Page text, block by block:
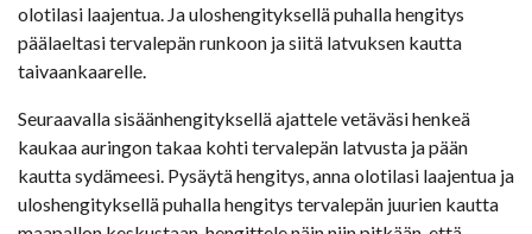
olotilasi laajentua. Ja uloshengityksellä puhalla hengitys
päälaeltasi tervalepän runkoon ja siitä latvuksen kautta
taivaankaarelle.
Seuraavalla sisäänhengityksellä ajattele vetäväsi henkeä
kaukaa auringon takaa kohti tervalepän latvusta ja pään
kautta sydämeesi. Pysäytä hengitys, anna olotilasi laajentua ja
uloshengityksellä puhalla hengitys tervalepän juurien kautta